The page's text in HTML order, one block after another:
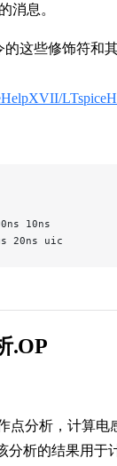
消息。
的这些修饰符和
10ns
20ns uic
.OP
点分析，计算电
分析的结果用于